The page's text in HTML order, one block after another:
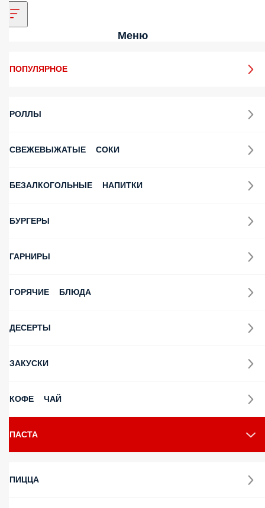
Меню
ПОПУЛЯРНОЕ
РОЛЛЫ
СВЕЖЕВЫЖАТЫЕ СОКИ
БЕЗАЛКОГОЛЬНЫЕ НАПИТКИ
БУРГЕРЫ
ГАРНИРЫ
ГОРЯЧИЕ БЛЮДА
ДЕСЕРТЫ
ЗАКУСКИ
КОФЕ ЧАЙ
ПАСТА
ПИЦЦА